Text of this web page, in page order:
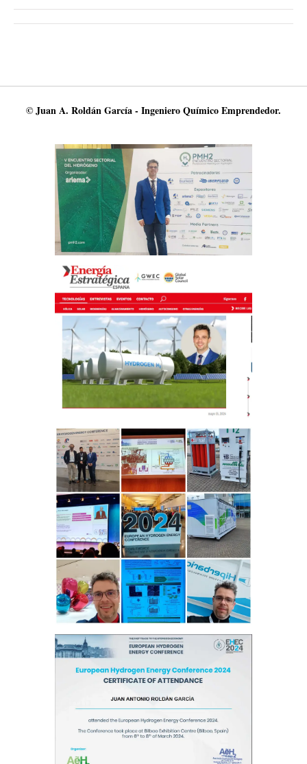
© Juan A. Roldán García - Ingeniero Químico Emprendedor.